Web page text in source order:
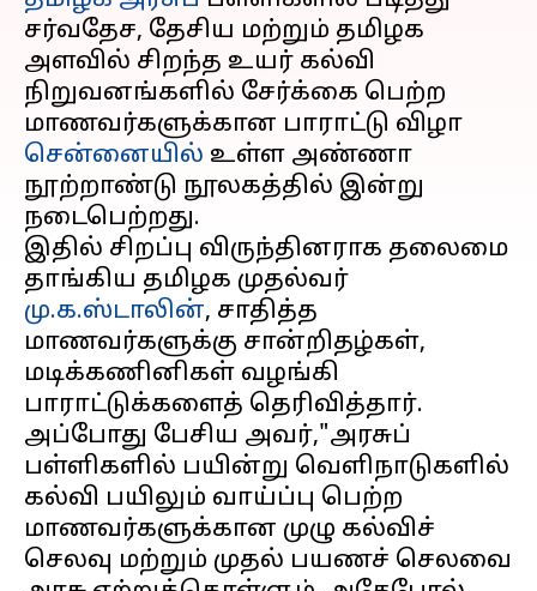
சர்வதேச, தேசிய மற்றும் தமிழக
அளவில் சிறந்த உயர் கல்வி
நிறுவனங்களில் சேர்க்கை பெற்ற
மாணவர்களுக்கான பாராட்டு விழா
சென்னையில் உள்ள அண்ணா
நூற்றாண்டு நூலகத்தில் இன்று
நடைபெற்றது.
இதில் சிறப்பு விருந்தினராக தலைமை
தாங்கிய தமிழக முதல்வர்
மு.க.ஸ்டாலின், சாதித்த
மாணவர்களுக்கு சான்றிதழ்கள்,
மடிக்கணினிகள் வழங்கி
பாராட்டுக்களைத் தெரிவித்தார்.
அப்போது பேசிய அவர்,"அரசுப்
பள்ளிகளில் பயின்று வெளிநாடுகளில்
கல்வி பயிலும் வாய்ப்பு பெற்ற
மாணவர்களுக்கான முழு கல்விச்
செலவு மற்றும் முதல் பயணச் செலவை